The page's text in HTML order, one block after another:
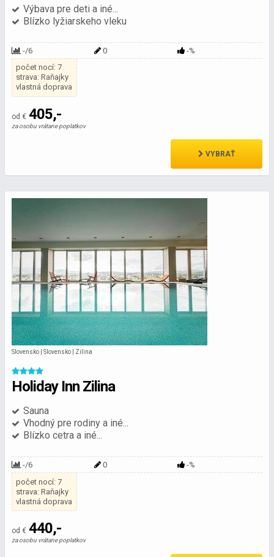
Výbava pre deti a iné...
Blízko lyžiarskeho vleku
-/6 0
-%
počet nocí: 7
strava: Raňajky
vlastná doprava
od € 405,-
za osobu vrátane poplatkov
VYBRAŤ
Slovensko | Slovensko | Zilina
Holiday Inn Zilina
Sauna
Vhodný pre rodiny a iné...
Blízko cetra a iné...
-/6 0
-%
počet nocí: 7
strava: Raňajky
vlastná doprava
od € 440,-
za osobu vrátane poplatkov